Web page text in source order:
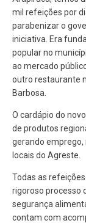
mil refeições por
parabenizar o
iniciativa. Era
popular no
ao mercado
outro restaurante
Barbosa.
O cardápio do
de produtos
gerando
locais do Agreste.
Todas as
rigoroso processo
segurança
contam com